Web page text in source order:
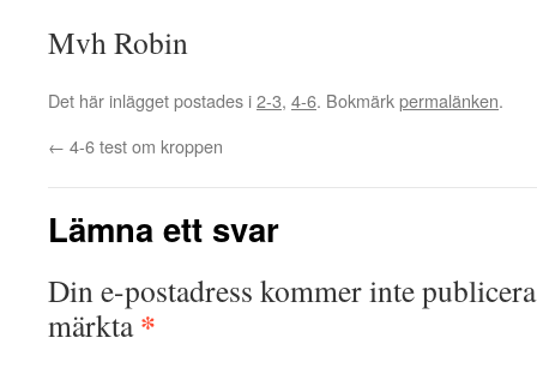
Mvh Robin
Det här inlägget postades i2-3, 4-6. Bokmärkpermalänken.
← 4-6 test om kroppen
Lämna ett svar
Din e-postadress kommer inte
märkta*